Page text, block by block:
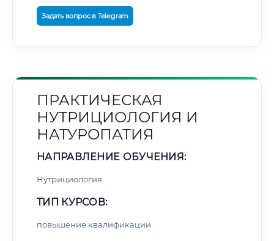
Задать вопрос в Telegram
ПРАКТИЧЕСКАЯ
НУТРИЦИОЛОГИЯ И
НАТУРОПАТИЯ
НАПРАВЛЕНИЕ ОБУЧЕНИЯ:
Нутрициология
ТИП КУРСОВ:
повышение квалификации